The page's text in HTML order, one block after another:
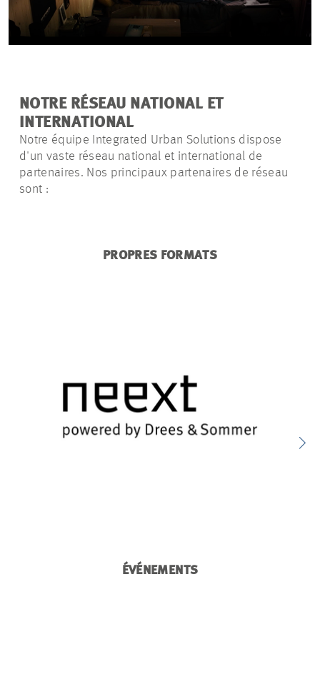
NOTRE RÉSEAU NATIONAL ET
INTERNATIONAL
Notre équipe Integrated Urban Solutions dispose
d'un vaste réseau national et international de
partenaires. Nos principaux partenaires de réseau
sont :
PROPRES FORMATS
ÉVÉNEMENTS